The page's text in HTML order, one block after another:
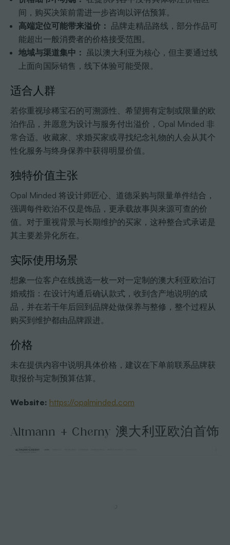
间，购买决策前需进一步咨询以评估预算。
高端定位可能带来溢价： 品牌走精品路线，部分作品可
能超出一般消费者的价格接受范围。
地域与渠道集中： 虽以澳大利亚为核心，但主要通过线
上面向国际销售，线下体验可能受限。
适合人群
若你重视珍稀宝石的可溯源性、希望拥有定制或限量的欧
泊作品，并愿意为设计与服务付出溢价，Opal Minded 非
常合适。收藏家、求婚买家或寻找纪念礼物的人会从其个
性化服务与终身保养中获得明显价值。
独特价值主张
Opal Minded 将设计师匠心、道德采购与限量单件结合，
强调每件欧泊不仅是饰品，更承载故事與来源可查的价
值。对于重视背景与长期维护的买家，这种整合式承诺是
其主要差异化所在。
实际使用场景
想象一位客户在线挑选一枚一对一定制的澳大利亚欧泊订
婚戒指：在设计沟通后确认款式，收到含产地说明的成
品，并在若干年后回到品牌处做保养与整修，整个过程从
购买到维护都由品牌跟进。
价格
未在提供内容中说明具体价格，建议在下单前联系品牌获
取报价与定制预算估算。
Website: https://opalminded.com
Altmann + Cherny 澳大利亚欧泊首饰